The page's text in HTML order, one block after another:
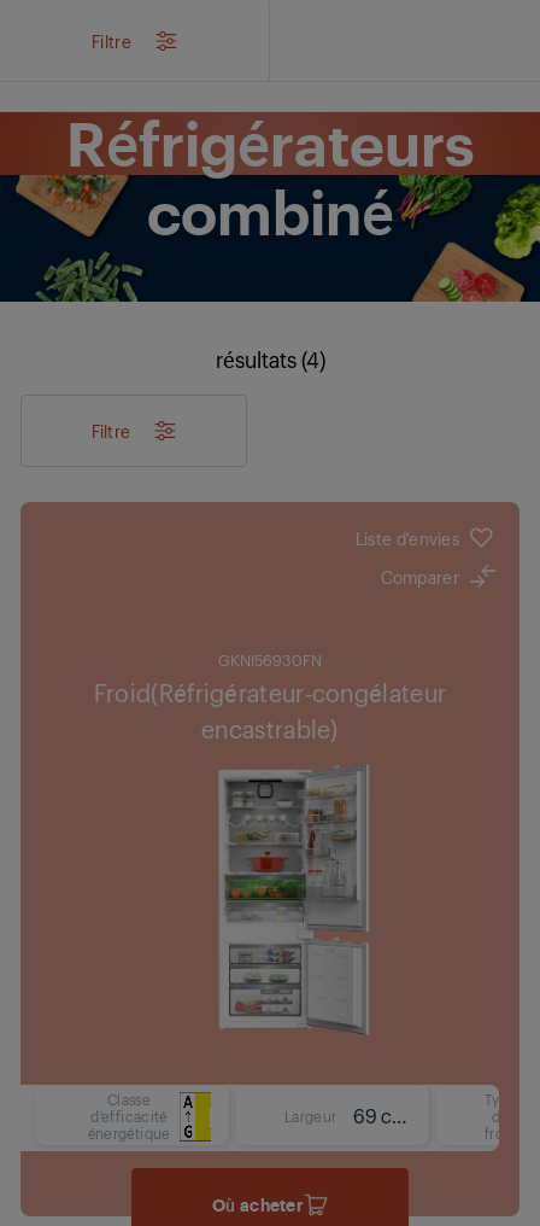
Réfrigérateurs
combiné
résultats (4)
Filtre
Liste d'envies
Comparer
GKNI56930FN
Froid(Réfrigérateur-congélateur
encastrable)
Classe
d'efficacité
énergétique
Largeur 69 cm
Type
de
froid
Où acheter
Filtre